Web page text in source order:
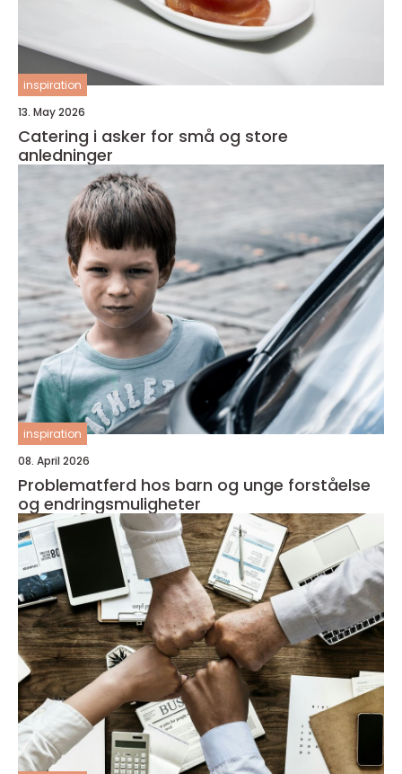
inspiration
13. May 2026
Catering i asker for små og store
anledninger
inspiration
08. April 2026
Problematferd hos barn og unge forståelse
og endringsmuligheter